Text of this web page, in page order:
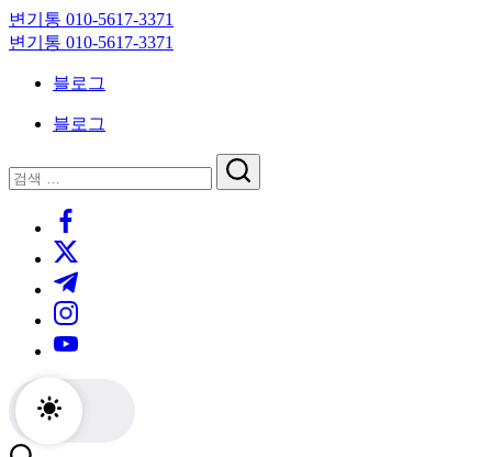
Skip
to
content
변기통 010-5617-3371
변
대
기
변기통 010-5617-3371
크
대
기
블로그
블로그
닫
기
검
검
https://www.facebook.com/
https://twitter.com/
https://t.me/
https://www.instagram.com/
https://youtube.com/